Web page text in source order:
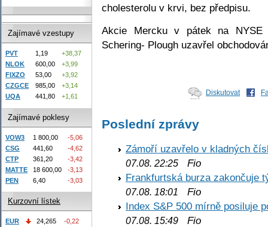
cholesterolu v krvi, bez předpisu.
Akcie Mercku v pátek na
Schering- Plough uzavřel
Diskutovat
Poslední zprávy
Zámoří uzavřelo v kladných
07.08. 22:25 Fio
Frankfurtská burza zakončuje
07.08. 18:01
Fio
Index S&P 500 mírně posiluje
07.08. 15:49 Fio
Zajímavé vzestupy
PVT 1,19
+38,37
NLOK
600,00
+3,99
FIXZO
53,00
+3,92
CZGCE
985,00
+3,14
UQA
441,80 +1,61
Zajímavé poklesy
VOW3 1 800,00
-5,06
CSG
441,60
-4,62
CTP
361,20
-3,42
MATTE
18 600,00
-3,13
PEN
6,40 -3,03
Kurzovní lístek
EUR 24,265
-0,22